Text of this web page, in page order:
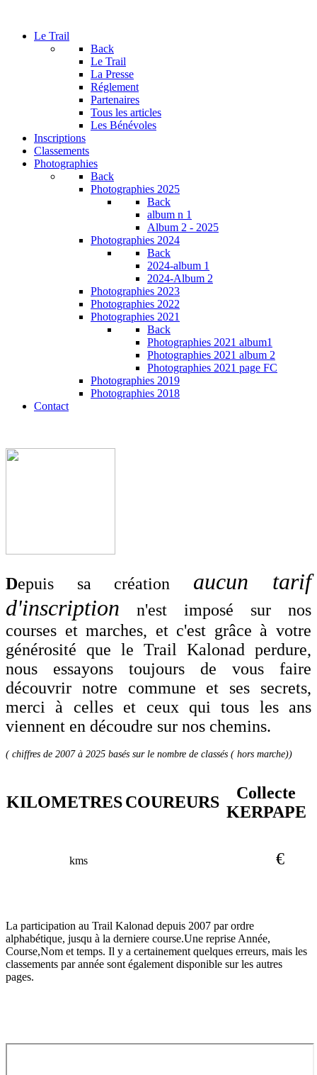
Le Trail
Back
Le Trail
La Presse
Réglement
Partenaires
Tous les articles
Les Bénévoles
Inscriptions
Classements
Photographies
Back
Photographies 2025
Back
album n 1
Album 2 - 2025
Photographies 2024
Back
2024-album 1
2024-Album 2
Photographies 2023
Photographies 2022
Photographies 2021
Back
Photographies 2021 album1
Photographies 2021 album 2
Photographies 2021 page FC
Photographies 2019
Photographies 2018
Contact
Depuis sa création aucun tarif
d'inscription n'est imposé sur nos
courses et marches, et c'est grâce à votre
générosité que le Trail Kalonad perdure,
nous essayons toujours de vous faire
découvrir notre commune et ses secrets,
merci à celles et ceux qui tous les ans
viennent en découdre sur nos chemins.
( chiffres de 2007 à 2025 basés sur le nombre de classés ( hors marche))
KILOMETRESCOUREURS
Collecte
KERPAPE
kms €
La participation au Trail Kalonad depuis 2007 par ordre
alphabétique, jusqu à la derniere course.Une reprise Année,
Course,Nom et temps. Il y a certainement quelques erreurs, mais les
classements par année sont également disponible sur les autres
pages.